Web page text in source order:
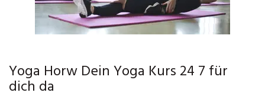
Yoga Horw Dein Yoga Kurs 24 7 für
dich da